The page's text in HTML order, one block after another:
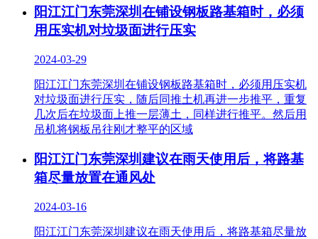
阳江江门东莞深圳在铺设钢板路基箱时，必须
用压实机对垃圾面进行压实
2024-03-29
阳江江门东莞深圳在铺设钢板路基箱时，必须用压实机
对垃圾面进行压实，随后同推土机再进一步推平，重复
几次后在垃圾面上推一层薄土，同样进行推平。然后用
吊机将钢板吊往刚才整平的区域
阳江江门东莞深圳建议在雨天使用后，将路基
箱尽量放置在通风处
2024-03-16
阳江江门东莞深圳建议在雨天使用后，将路基箱尽量放